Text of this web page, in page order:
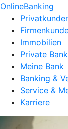
OnlineBanking
Immobilien
Private
Meine Bank
Banking &
Service &
Karriere